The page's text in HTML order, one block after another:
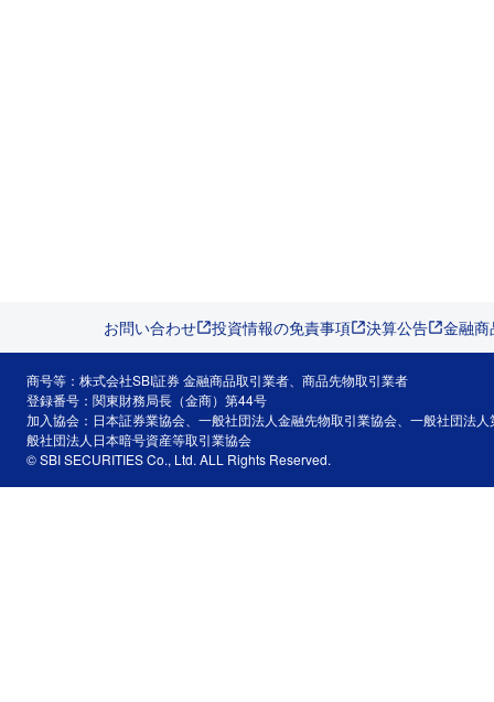
お問い合わせ 投資情報の免責事項 決算公告 金融
商号等：株式会社SBI証券 金融商品取引業者、商品先物取引業者
登録番号：関東財務局長（金商）第44号
加入協会：日本証券業協会、一般社団法人金融先物取引業協会、一般社団法
般社団法人日本暗号資産等取引業協会
© SBI SECURITIES Co., Ltd. ALL Rights Reserved.